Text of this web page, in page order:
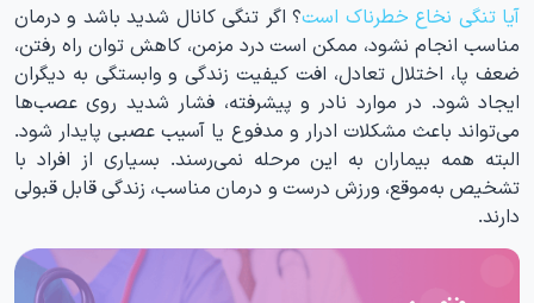
آیا تنگی نخاع خطرناک است؟ اگر تنگی کانال شدید باشد و درمان
مناسب انجام نشود، ممکن است درد مزمن، کاهش توان راه رفتن،
ضعف پا، اختلال تعادل، افت کیفیت زندگی و وابستگی به دیگران
ایجاد شود. در موارد نادر و پیشرفته، فشار شدید روی عصب‌ها
می‌تواند باعث مشکلات ادرار و مدفوع یا آسیب عصبی پایدار شود.
البته همه بیماران به این مرحله نمی‌رسند. بسیاری از افراد با
تشخیص به‌موقع، ورزش درست و درمان مناسب، زندگی قابل قبولی
دارند.